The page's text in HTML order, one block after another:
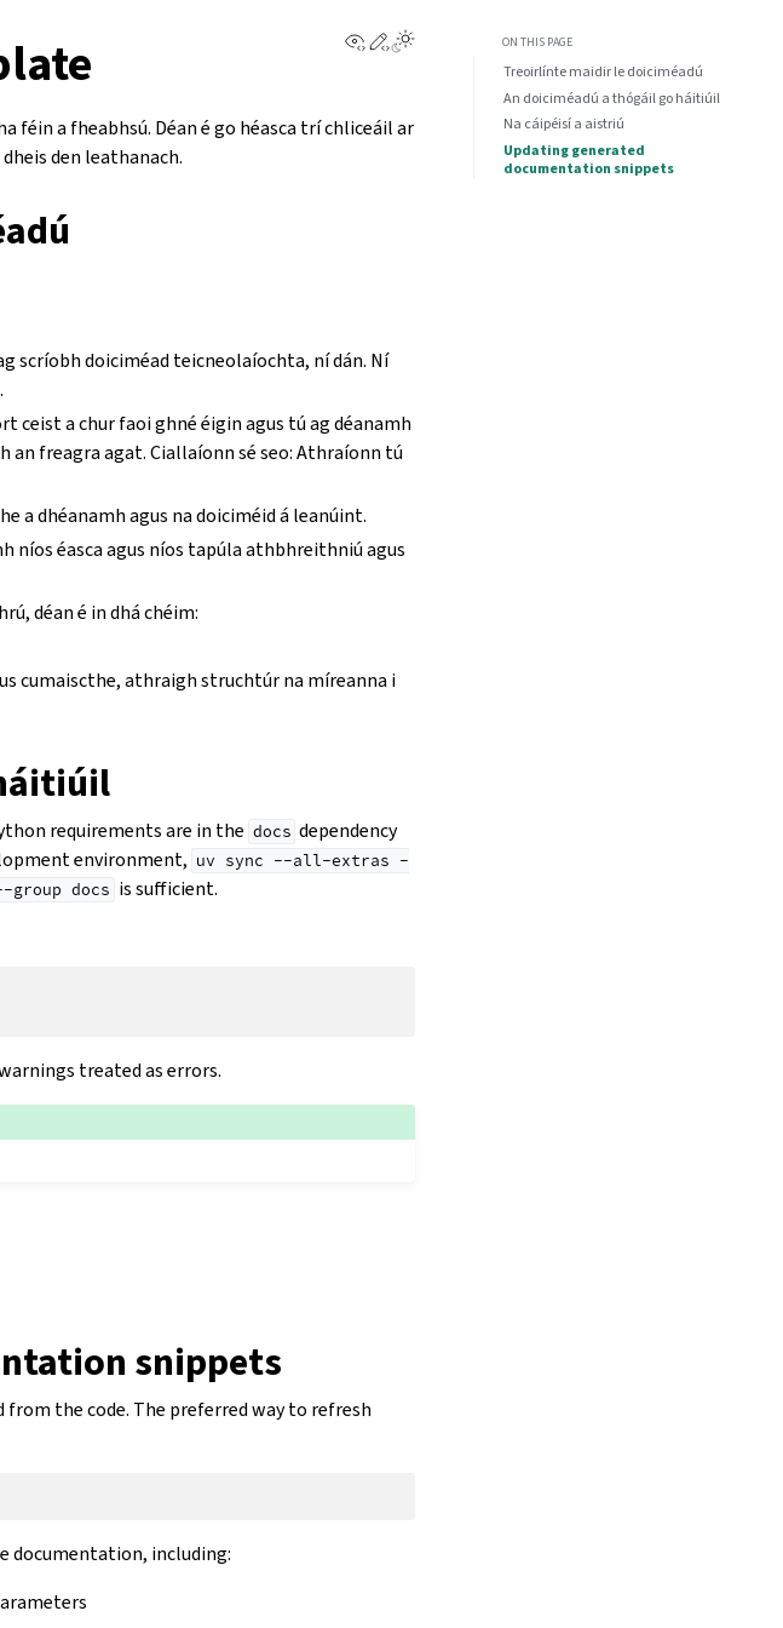
View this page
Edit this page
féin a fheabhsú. Déan é go héasca trí chliceáil ar
den leathanach.
scríobh doiciméad teicneolaíochta, ní dán. Ní
a chur faoi ghné éigin agus tú ag déanamh
freagra agat. Ciallaíonn sé seo: Athraíonn tú
dhéanamh agus na doiciméid á leanúint.
níos éasca agus níos tapúla athbhreithniú agus
déan é in dhá chéim:
cumaiscthe, athraigh struchtúr na míreanna i
requirements are in the docs dependency
environment, uv sync --all-extras -
group docs is sufficient.
treated as errors.
snippets
the code. The preferred way to refresh
documentation, including:
ON THIS PAGE
Treoirlínte maidir le doiciméadú
An doiciméadú a thógáil go háitiúil
Na cáipéisí a aistriú
Updating generated
documentation snippets